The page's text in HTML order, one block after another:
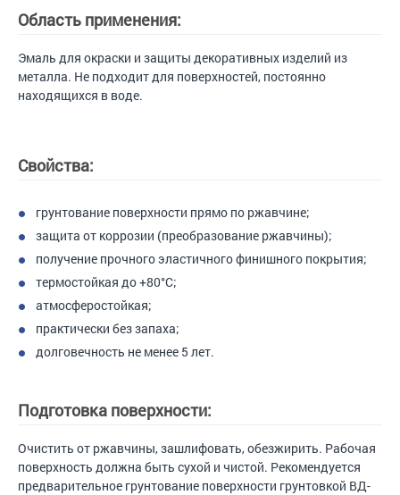
Область применения:
Эмаль для окраски и защиты декоративных изделий из
металла. Не подходит для поверхностей, постоянно
находящихся в воде.
Свойства:
грунтование поверхности прямо по ржавчине;
защита от коррозии (преобразование ржавчины);
получение прочного эластичного финишного покрытия;
термостойкая до +80°С;
атмосферостойкая;
практически без запаха;
долговечность не менее 5 лет.
Подготовка поверхности:
Очистить от ржавчины, зашлифовать, обезжирить. Рабочая
поверхность должна быть сухой и чистой. Рекомендуется
предварительное грунтование поверхности грунтовкой ВД-